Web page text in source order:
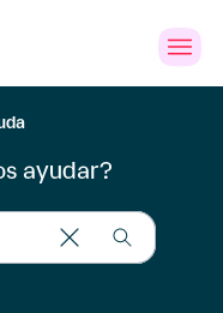
Empresas
ayudar?